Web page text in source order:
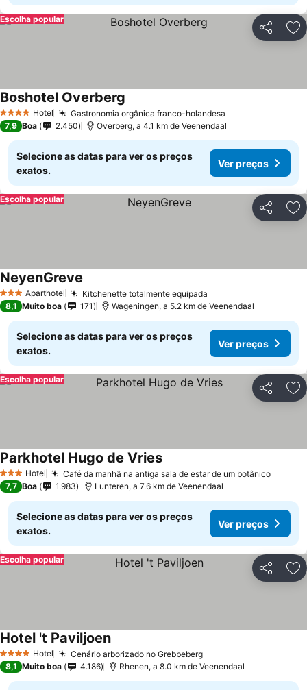
Partilhar
Escolha popular
4 EstrelasHotel Gastronomia orgânica franco-holandesa
Boshotel Overberg
7,9 Boa 2.450 Overberg, a 4.1 km de Veenendaal
Selecione as datas para ver os preços
exatos.
Ver preços
Partilhar
Escolha popular
3 EstrelasAparthotel Kitchenette totalmente equipada
NeyenGreve
8,1 Muito boa 171 Wageningen, a 5.2 km de Veenendaal
Selecione as datas para ver os preços
exatos.
Ver preços
Partilhar
Escolha popular
3 EstrelasHotel Café da manhã na antiga sala de estar de um botânicoVer
Parkhotel Hugo de VriesVer preços
7,7 Boa 1.983 Lunteren, a 7.6 km de Veenendaal
Selecione as datas para ver os preços
exatos.
Ver preços
Partilhar
Escolha popular
4 EstrelasHotel Cenário arborizado no GrebbebergVer preços
Hotel 't PaviljoenVer preços
8,1 Muito boa 4.186 Rhenen, a 8.0 km de Veenendaal